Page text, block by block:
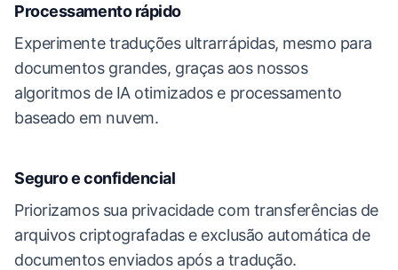
Processamento rápido
Experimente traduções ultrarrápidas, mesmo para
documentos grandes, graças aos nossos
algoritmos de IA otimizados e processamento
baseado em nuvem.
Seguro e confidencial
Priorizamos sua privacidade com transferências de
arquivos criptografadas e exclusão automática de
documentos enviados após a tradução.